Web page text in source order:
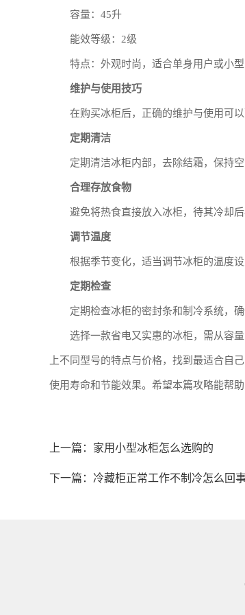
容量：45升
能效等级：2级
特点：外观时尚，适合单身用户或小型
维护与使用技巧
在购买冰柜后，正确的维护与使用可
定期清洁
定期清洁冰柜内部，去除结霜，保持
合理存放食物
避免将热食直接放入冰柜，待其冷却
调节温度
根据季节变化，适当调节冰柜的温度
定期检查
定期检查冰柜的密封条和制冷系统，
选择一款省电又实惠的冰柜，需从容
上不同型号的特点与价格，找到最适合自
使用寿命和节能效果。希望本篇攻略能帮
上一篇： 家用小型冰柜怎么选购的
下一篇： 冷藏柜正常工作不制冷怎么回